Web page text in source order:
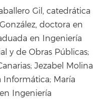
Gil, catedrática
doctora en
en Ingeniería
y de Obras Públicas;
Jezabel Molina
Informática; María
Ingeniería